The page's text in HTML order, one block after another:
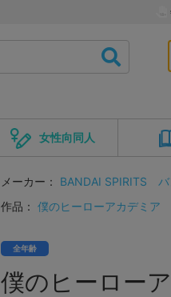
女性向同人
メーカー： BANDAI SPIRITS
作品： 僕のヒーローアカデミア
全年齢
僕のヒーロー